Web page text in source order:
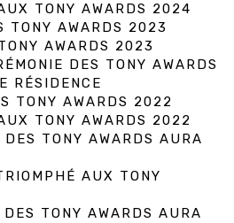
TONY AWARDS 2024
TONY AWARDS 2023
AWARDS 2023
DES TONY AWARDS
RÉSIDENCE
TONY AWARDS 2022
TONY AWARDS 2022
TONY AWARDS AURA
AUX TONY
TONY AWARDS AURA